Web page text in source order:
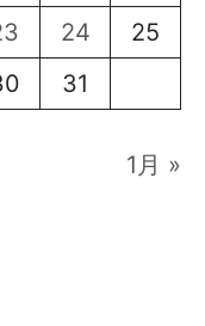
24
25
31
1月 »